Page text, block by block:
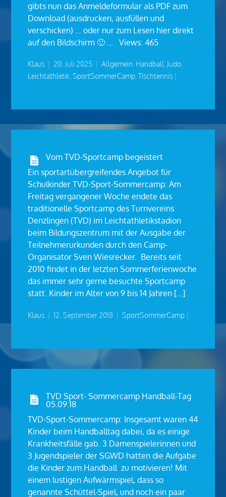
gibts nun das Anmeldeformular als PDF zum
Download (ausdrucken, ausfüllen und
verschicken) … oder nur zum Lesen hier direkt
auf den Bildschirm 🙂 … Views: 465
Klaus | 20. Juli 2025 | Allgemein, Handball, Judo,
Leichtathletik,SportSommerCamp,Tischtennis |
Vom TVD-Sportcamp begeistert
Ein sportartübergreifendes Angebot für
Schulkinder TVD-Sport-Sommercamp: Am
Freitag vergangener Woche endete das
traditionelle Sportcamp des Turnvereins
Denzlingen (TVD) im Leichtathletikstadion
beim Bildungszentrum mit der Ausgabe der
Teilnehmerurkunden durch den Camp-
Organisator Sven Wiesrecker. Bereits seit
2010 findet in der letzten Sommerferienwoche
das immer sehr gerne besuchte Sportcamp
statt. Kinder im Alter von 9 bis 14 Jahren […]
Klaus | 12. September 2018 | SportSommerCamp |
TVD Sport- Sommercamp Handball-Tag
05.09.18
TVD-Sport-Sommercamp: Insgesamt waren 44
Kinder beim Handballtag dabei, da es einige
Krankheitsfälle gab. 3 Damenspielerinnen und
3 Jugendspieler der SGWD hatten die Aufgabe
die Kinder zum Handball zu motivieren! Mit
einem lustigen Aufwärmspiel, dass so
genannte Schüttel-Spiel, und noch ein paar